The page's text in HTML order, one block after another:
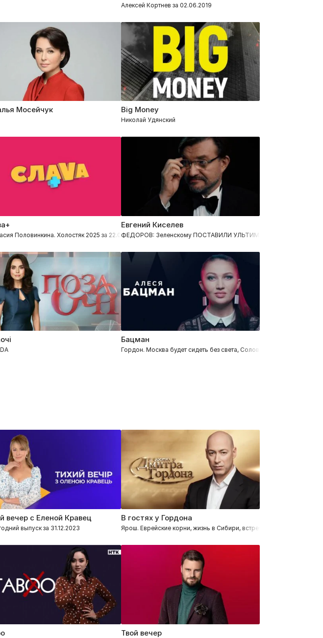
Алексей Кортнев за 02.06.2019
за 16.05.2023
Мосейчук Big Money
Николай Удянский
безумная пропаганда за 06.12.2023
Половинкина. Холостяк 2025 за 22.01.2026
Евгений Киселев
ФЕДОРОВ: Зеленскому ПОСТАВИЛИ УЛЬТИМАТУМ - без ЭТОГО в
Бацман
Гордон. Москва будет сидеть без света, Соловьев и Скабеева
вечер с Еленой Кравец
выпуск за 31.12.2023
В гостях у Гордона
Ярош. Еврейские корни, жизнь в Сибири, встреча с Януковичем,
Твой вечер